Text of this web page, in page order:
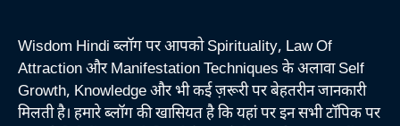
Wisdom Hindi ब्लॉग पर आपको Spirituality, Law Of
Attraction और Manifestation Techniques के अलावा Self
Growth, Knowledge और भी कई ज़रूरी पर बेहतरीन जानकारी
मिलती है। हमारे ब्लॉग की खासियत है कि यहां पर इन सभी टॉपिक पर